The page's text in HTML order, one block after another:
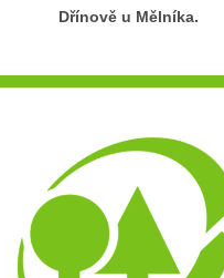
Dřínově u Mělníka.